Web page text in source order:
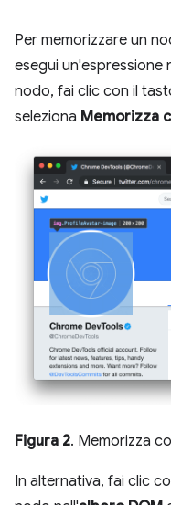
Per memorizzare un
esegui un'espressione
nodo, fai clic con il
seleziona Memorizza
Figura 2. Memorizza
In alternativa, fai clic